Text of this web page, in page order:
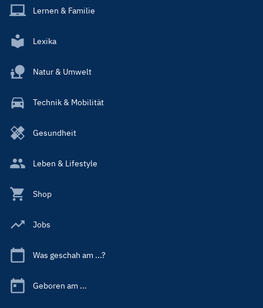
Lernen & Familie
Lexika
Natur & Umwelt
Technik & Mobilität
Gesundheit
Leben & Lifestyle
Shop
Jobs
Was geschah am ...?
Geboren am ...